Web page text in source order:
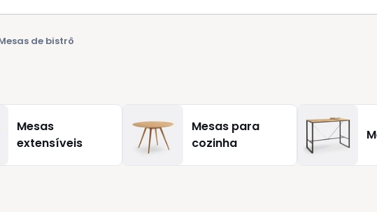
de bistrô
Mesas
extensíveis
Mesas para
cozinha